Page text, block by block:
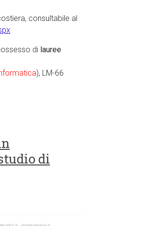
consultabile al
di lauree
), LM-66
di